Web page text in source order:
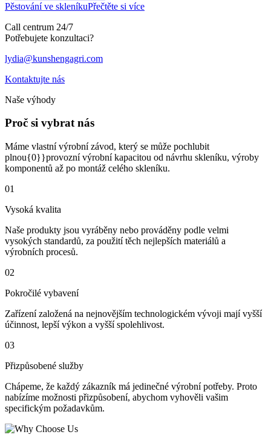
Pěstování ve skleníkuPřečtěte si více
Call centrum 24/7
Potřebujete konzultaci?
lydia@kunshengagri.com
Kontaktujte nás
Naše výhody
Proč si vybrat nás
Máme vlastní výrobní závod, který se může pochlubit
plnou{0}}provozní výrobní kapacitou od návrhu skleníku, výroby
komponentů až po montáž celého skleníku.
01
Vysoká kvalita
Naše produkty jsou vyráběny nebo prováděny podle velmi
vysokých standardů, za použití těch nejlepších materiálů a
výrobních procesů.
02
Pokročilé vybavení
Zařízení založená na nejnovějším technologickém vývoji mají vyšší
účinnost, lepší výkon a vyšší spolehlivost.
03
Přizpůsobené služby
Chápeme, že každý zákazník má jedinečné výrobní potřeby. Proto
nabízíme možnosti přizpůsobení, abychom vyhověli vašim
specifickým požadavkům.